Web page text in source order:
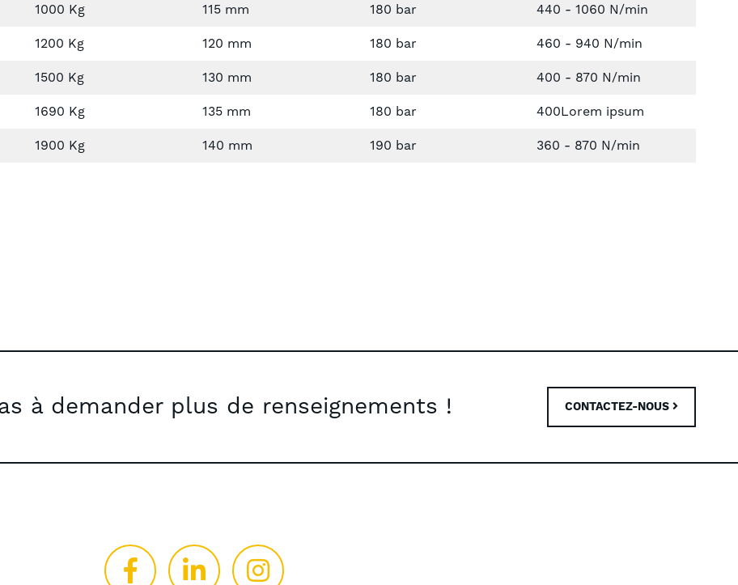
1000 Kg 115 mm 180 bar 440 - 1060 N/min
1200 Kg 120 mm 180 bar 460 - 940 N/min
1500 Kg 130 mm 180 bar 400 - 870 N/min
1690 Kg 135 mm 180 bar 400Lorem ipsum
1900 Kg 140 mm 190 bar 360 - 870 N/min
à demander plus de renseignements ! CONTACTEZ-NOUS